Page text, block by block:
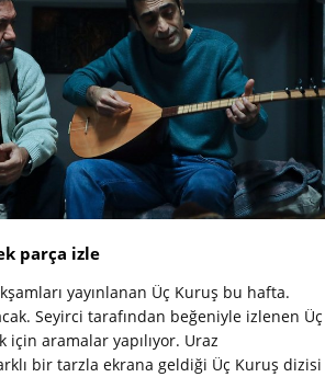
parça izle
yayınlanan Üç Kuruş bu hafta.
Seyirci tarafından beğeniyle izlenen Üç
aramalar yapılıyor. Uraz
bir tarzla ekrana geldiği Üç Kuruş dizisi